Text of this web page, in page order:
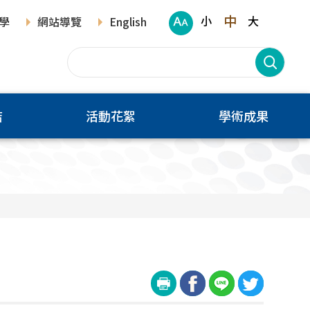
網站導覽 English 小 中 大
活動花絮 學術成果